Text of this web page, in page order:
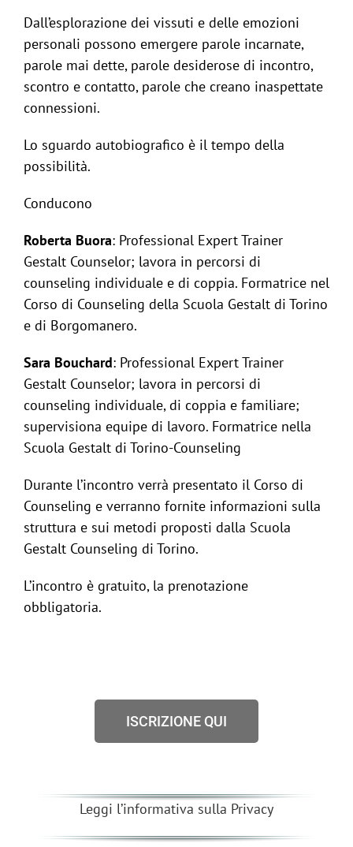
Dall’esplorazione dei vissuti e delle emozioni
personali possono emergere parole incarnate,
parole mai dette, parole desiderose di incontro,
scontro e contatto, parole che creano inaspettate
connessioni.
Lo sguardo autobiografico è il tempo della
possibilità.
Conducono
Roberta Buora: Professional Expert Trainer
Gestalt Counselor; lavora in percorsi di
counseling individuale e di coppia. Formatrice nel
Corso di Counseling della Scuola Gestalt di Torino
e di Borgomanero.
Sara Bouchard: Professional Expert Trainer
Gestalt Counselor; lavora in percorsi di
counseling individuale, di coppia e familiare;
supervisiona equipe di lavoro. Formatrice nella
Scuola Gestalt di Torino-Counseling
Durante l’incontro verrà presentato il Corso di
Counseling e verranno fornite informazioni sulla
struttura e sui metodi proposti dalla Scuola
Gestalt Counseling di Torino.
L’incontro è gratuito, la prenotazione
obbligatoria.
ISCRIZIONE QUI
Leggi l’informativa sulla Privacy